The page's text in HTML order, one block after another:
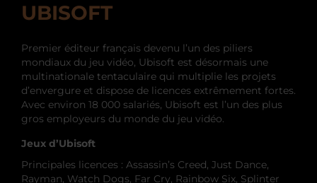
UBISOFT
Premier éditeur français devenu l’un des piliers
mondiaux du jeu vidéo, Ubisoft est désormais une
multinationale tentaculaire qui multiplie les projets
d’envergure et dispose de licences extrêmement fortes.
Avec environ 18 000 salariés, Ubisoft est l’un des plus
gros employeurs du monde du jeu vidéo.
Jeux d’Ubisoft
Principales licences : Assassin’s Creed, Just Dance,
Rayman, Watch Dogs, Far Cry, Rainbow Six, Splinter